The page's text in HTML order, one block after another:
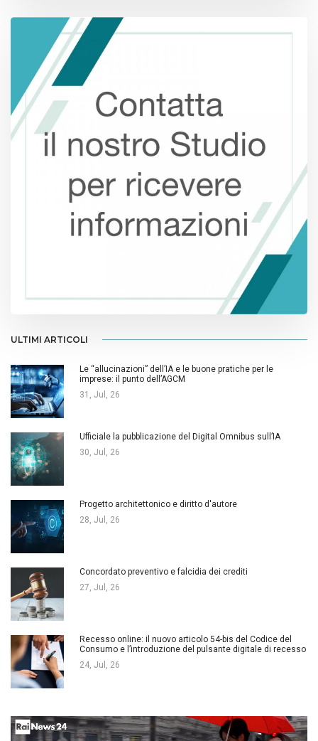
ULTIMI ARTICOLI
Le “allucinazioni” dell’IA e le buone pratiche per le
imprese: il punto dell’AGCM
31, Jul, 26
Ufficiale la pubblicazione del Digital Omnibus sull’IA
30, Jul, 26
Progetto architettonico e diritto d'autore
28, Jul, 26
Concordato preventivo e falcidia dei crediti
27, Jul, 26
Recesso online: il nuovo articolo 54-bis del Codice del
Consumo e l’introduzione del pulsante digitale di recesso
24, Jul, 26